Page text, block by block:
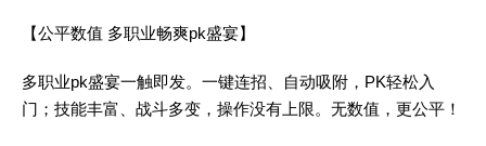
【公平数值 多职业畅爽pk盛宴】
多职业pk盛宴一触即发。一键连招、自动吸附，PK轻松入
门；技能丰富、战斗多变，操作没有上限。无数值，更公平！